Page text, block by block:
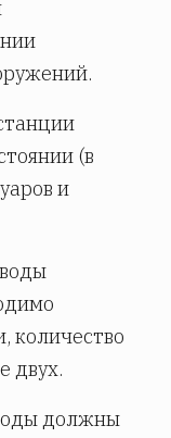
(в
и
количество
двух.
должны